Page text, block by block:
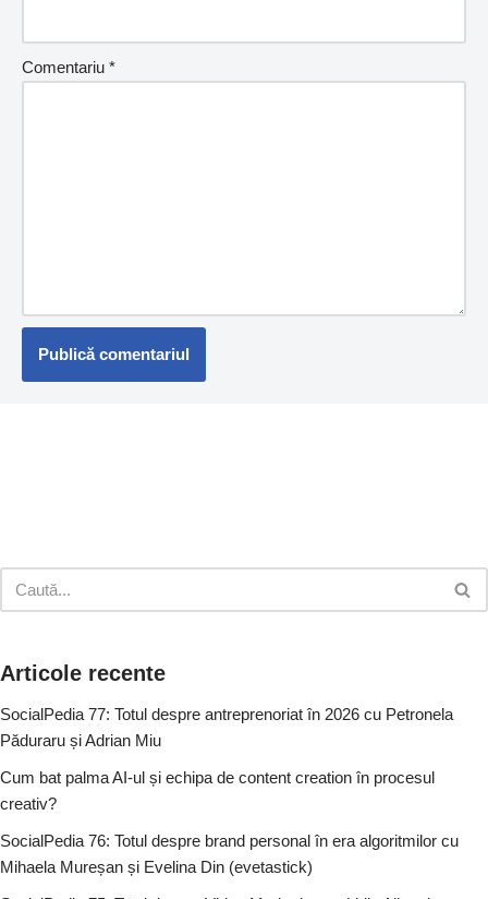
Comentariu *
Articole recente
SocialPedia 77: Totul despre antreprenoriat în 2026 cu Petronela
Păduraru și Adrian Miu
Cum bat palma AI-ul și echipa de content creation în procesul
creativ?
SocialPedia 76: Totul despre brand personal în era algoritmilor cu
Mihaela Mureșan și Evelina Din (evetastick)